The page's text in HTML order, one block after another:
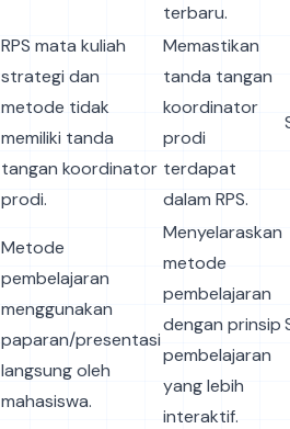
terbaru.
RPS mata kuliah
strategi dan
metode tidak
memiliki tanda
tangan koordinator
prodi.
Memastikan
tanda tangan
koordinator
prodi
terdapat
dalam RPS.
Metode
pembelajaran
menggunakan
paparan/presentasi
langsung oleh
mahasiswa.
Menyelaraskan
metode
pembelajaran
dengan prinsip
pembelajaran
yang lebih
interaktif.